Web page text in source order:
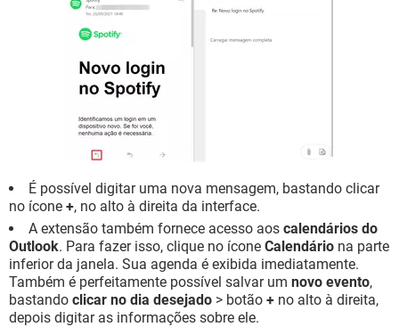
É possível digitar uma nova mensagem, bastando clicar
no ícone +, no alto à direita da interface.
A extensão também fornece acesso aos calendários do
Outlook. Para fazer isso, clique no ícone Calendário na parte
inferior da janela. Sua agenda é exibida imediatamente.
Também é perfeitamente possível salvar um novo evento,
bastando clicar no dia desejado > botão + no alto à direita,
depois digitar as informações sobre ele.